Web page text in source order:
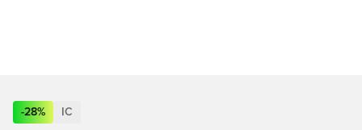
-28% IC